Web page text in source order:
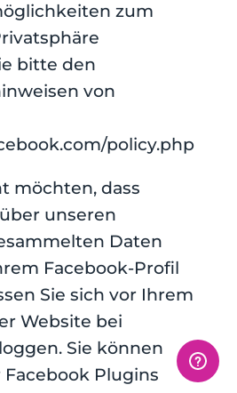
zum
bitte den
von
policy.php
möchten, dass
unseren
Daten
Facebook-Profil
Sie sich vor Ihrem
Website bei
Sie können
Facebook Plugins